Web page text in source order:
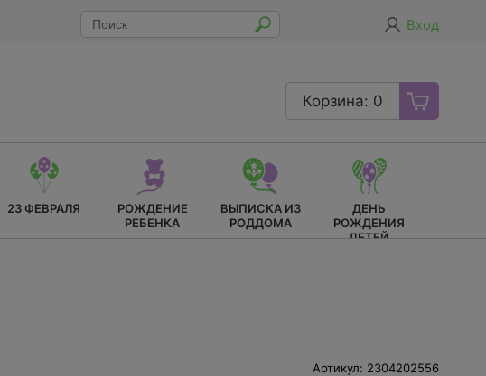
Вход
Корзина: 0
23 ФЕВРАЛЯ
РОЖДЕНИЕ
РЕБЕНКА
ВЫПИСКА ИЗ
РОДДОМА
ДЕНЬ
РОЖДЕНИЯ
ДЕТЕЙ
Артикул: 2304202556